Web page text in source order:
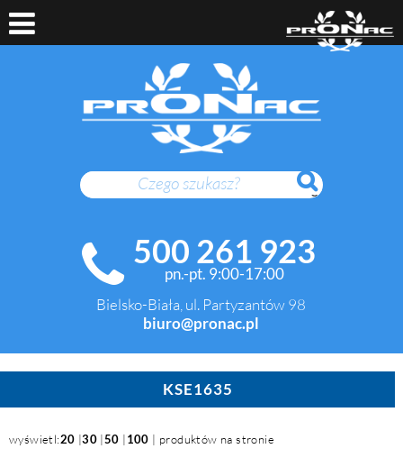
SZUKAJ
500 261 923
pn.-pt. 9:00-17:00
Bielsko-Biała, ul. Partyzantów 98
biuro@pronac.pl
KSE1635
wyświetl:20 |30 |50 |100 | produktów na stronie